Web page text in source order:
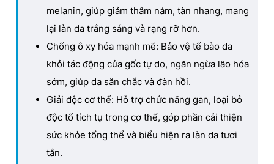
melanin, giúp giảm thâm nám, tàn nhang, mang
lại làn da trắng sáng và rạng rỡ hơn.
Chống ô xy hóa mạnh mẽ: Bảo vệ tế bào da
khỏi tác động của gốc tự do, ngăn ngừa lão hóa
sớm, giúp da săn chắc và đàn hồi.
Giải độc cơ thể: Hỗ trợ chức năng gan, loại bỏ
độc tố tích tụ trong cơ thể, góp phần cải thiện
sức khỏe tổng thể và biểu hiện ra làn da tươi
tắn.